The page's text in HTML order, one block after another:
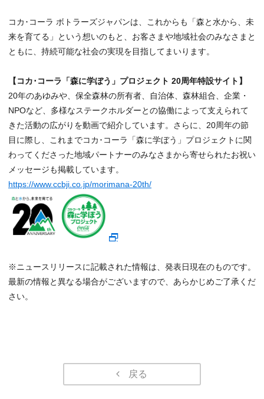
コカ･コーラ ボトラーズジャパンは、これからも「森と水から、未
来を育てる」という想いのもと、お客さまや地域社会のみなさまと
ともに、持続可能な社会の実現を目指してまいります。
【コカ･コーラ「森に学ぼう」プロジェクト 20周年特設サイト】
20年のあゆみや、保全森林の所有者、自治体、森林組合、企業・
NPOなど、多様なステークホルダーとの協働によって支えられて
きた活動の広がりを動画で紹介しています。さらに、20周年の節
目に際し、これまでコカ･コーラ「森に学ぼう」プロジェクトに関
わってくださった地域パートナーのみなさまから寄せられたお祝い
メッセージも掲載しています。
https://www.ccbji.co.jp/morimana-20th/
※ニュースリリースに記載された情報は、発表日現在のものです。
最新の情報と異なる場合がございますので、あらかじめご了承くだ
さい。
戻る